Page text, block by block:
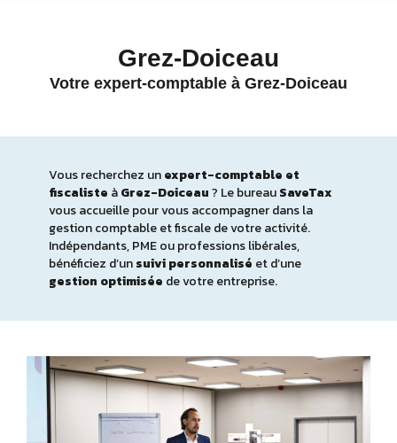
Grez-Doiceau
Votre expert-comptable à Grez-Doiceau
Vous recherchez unexpert-comptable et
fiscaliste àGrez-Doiceau? Le bureauSaveTax
vous accueille pour vous accompagner dans la
gestion comptable et fiscale de votre activité.
Indépendants, PME ou professions libérales,
bénéficiez d’unsuivi personnalisé et d’une
gestion optimisée de votre entreprise.